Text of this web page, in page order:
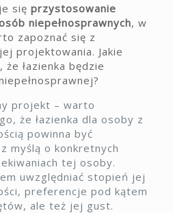
się przystosowanie
niepełnosprawnych, w
zapoznać się z
projektowania. Jakie
łazienka będzie
projekt – warto
że łazienka dla osoby z
powinna być
myślą o konkretnych
tej osoby.
uwzględniać stopień jej
preferencje pod kątem
ale też jej gust.